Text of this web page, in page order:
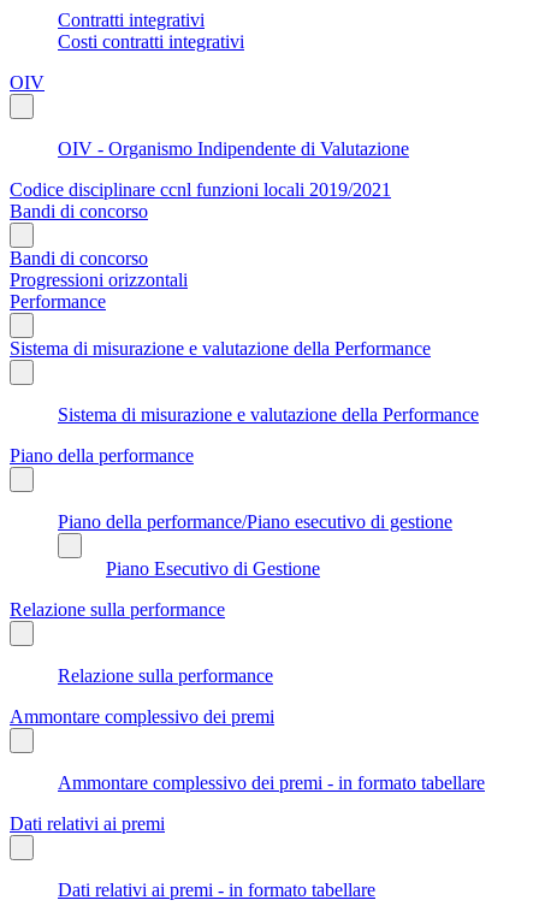
Contratti integrativi
Costi contratti integrativi
OIV
OIV - Organismo Indipendente di Valutazione
Codice disciplinare ccnl funzioni locali 2019/2021
Bandi di concorso
Bandi di concorso
Progressioni orizzontali
Performance
Sistema di misurazione e valutazione della Performance
Sistema di misurazione e valutazione della Performance
Piano della performance
Piano della performance/Piano esecutivo di gestione
Piano Esecutivo di Gestione
Relazione sulla performance
Relazione sulla performance
Ammontare complessivo dei premi
Ammontare complessivo dei premi - in formato tabellare
Dati relativi ai premi
Dati relativi ai premi - in formato tabellare